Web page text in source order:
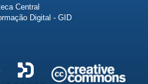
Central
Digital - GID